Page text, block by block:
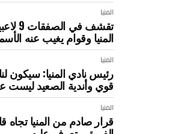
المنيا
تقشف في
المنيا وقوام يغيب عنه
المنيا
رئيس نادي المنيا: سيكون
قوي وأندية الصعيد ليست
المنيا
قرار صادم من المنيا تجاه